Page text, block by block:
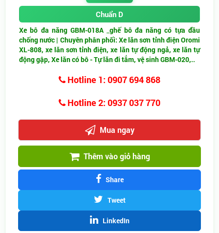
Chuẩn D
Xe bô đa năng GBM-018A _ghế bô đa năng có tựa đầu
chống nước | Chuyên phân phối: Xe lăn sơn tỉnh điện Oromi
XL-808, xe lăn sơn tỉnh điện, xe lăn tự động ngả, xe lăn tự
động gập, Xe lăn có bô - Tự lăn đi tắm, vệ sinh GBM-020,..
Hotline 1: 0907 694 868
Hotline 2: 0937 037 770
Mua ngay
Thêm vào giỏ hàng
Share
Tweet
LinkedIn